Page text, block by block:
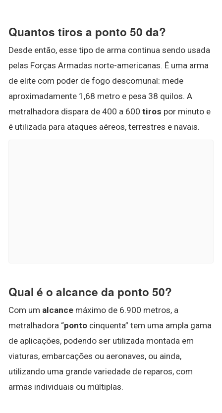
Quantos tiros a ponto 50 da?
Desde então, esse tipo de arma continua sendo usada
pelas Forças Armadas norte-americanas. É uma arma
de elite com poder de fogo descomunal: mede
aproximadamente 1,68 metro e pesa 38 quilos. A
metralhadora dispara de 400 a 600 tiros por minuto e
é utilizada para ataques aéreos, terrestres e navais.
Qual é o alcance da ponto 50?
Com um alcance máximo de 6.900 metros, a
metralhadora “ponto cinquenta” tem uma ampla gama
de aplicações, podendo ser utilizada montada em
viaturas, embarcações ou aeronaves, ou ainda,
utilizando uma grande variedade de reparos, com
armas individuais ou múltiplas.